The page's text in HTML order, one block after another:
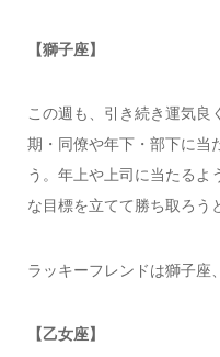
【獅子座】
この週も、引き続き運気良
期・同僚や年下・部下に当
う。年上や上司に当たるよ
な目標を立てて勝ち取ろう
ラッキーフレンドは獅子座
【乙女座】